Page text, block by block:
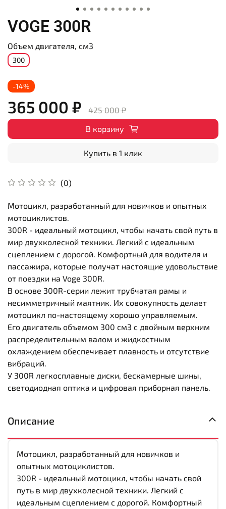
VOGE 300R
(0)
Объем двигателя, см3
300
-14%
365 000 ₽
425 000 ₽
В корзину
Купить в 1 клик
Мотоцикл, разработанный для новичков и опытных
мотоциклистов.
300R - идеальный мотоцикл, чтобы начать свой путь в
мир двухколесной техники. Легкий с идеальным
сцеплением с дорогой. Комфортный для водителя и
пассажира, которые получат настоящие удовольствие
от поездки на Voge 300R.
В основе 300R-серии лежит трубчатая ​​рамы и
несимметричный маятник. Их совокупность делает
мотоцикл по-настоящему хорошо управляемым.
Его двигатель объемом 300 см3 с двойным верхним
распределительным валом и жидкостным
охлаждением обеспечивает плавность и отсутствие
вибраций.
У 300R легкосплавные диски, бескамерные шины,
светодиодная оптика и цифровая приборная панель.
Описание
Мотоцикл, разработанный для новичков и
опытных мотоциклистов.
300R - идеальный мотоцикл, чтобы начать свой
путь в мир двухколесной техники. Легкий с
идеальным сцеплением с дорогой. Комфортный